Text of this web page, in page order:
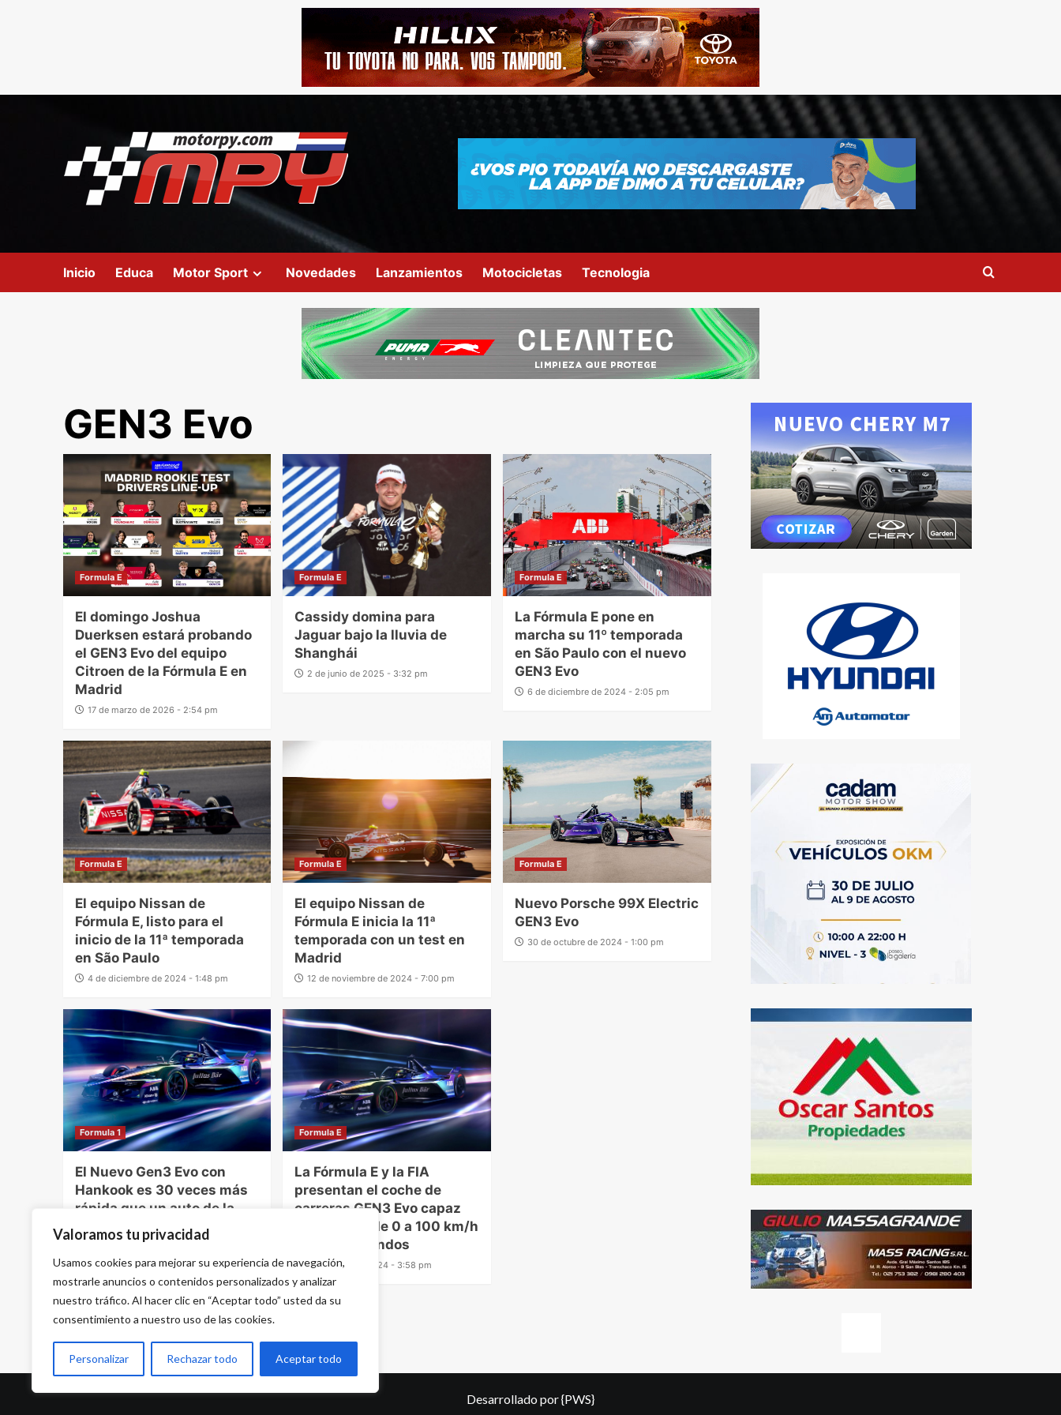
Valoramos tu privacidad
Usamos cookies para mejorar su experiencia de navegación,
mostrarle anuncios o contenidos personalizados y analizar
nuestro tráfico. Al hacer clic en “Aceptar todo” usted da su
consentimiento a nuestro uso de las cookies.
Personalizar Rechazar todo Aceptar todo
Inicio Educa Motor Sport Novedades Lanzamientos Motocicletas Tecnologia
GEN3 Evo
Formula E
El domingo Joshua
Duerksen estará probando
el GEN3 Evo del equipo
Citroen de la Fórmula E en
Madrid
17 de marzo de 2026 - 2:54 pm
Formula E
Cassidy domina para
Jaguar bajo la lluvia de
Shanghái
2 de junio de 2025 - 3:32 pm
Formula E
La Fórmula E pone en
marcha su 11º temporada
en São Paulo con el nuevo
GEN3 Evo
6 de diciembre de 2024 - 2:05 pm
Formula E
El equipo Nissan de
Fórmula E, listo para el
inicio de la 11ª temporada
en São Paulo
4 de diciembre de 2024 - 1:48 pm
Formula E
El equipo Nissan de
Fórmula E inicia la 11ª
temporada con un test en
Madrid
12 de noviembre de 2024 - 7:00 pm
Formula E
Nuevo Porsche 99X Electric
GEN3 Evo
30 de octubre de 2024 - 1:00 pm
Formula 1
El Nuevo Gen3 Evo con
Hankook es 30 veces más
rápida que un auto de la
Fórmula 1
Formula E
La Fórmula E y la FIA
presentan el coche de
carreras GEN3 Evo capaz
de acelerar de 0 a 100 km/h
en 1,82 segundos
26 de abril de 2024 - 3:58 pm
Desarrollado por{PWS}